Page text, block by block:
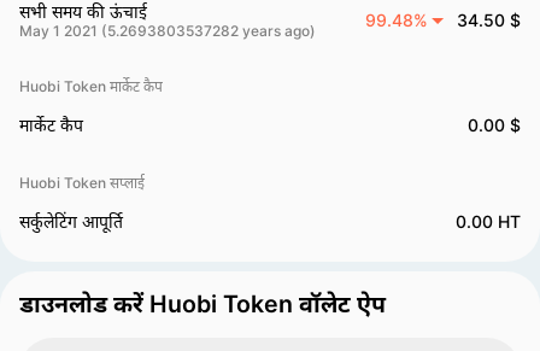
सभी समय की ऊंचाई
May 1 2021 (5.2693803537282 years ago)
99.48% 34.50 $
Huobi Token मार्केट कैप
मार्केट कैप 0.00 $
Huobi Token सप्लाई
सर्कुलेटिंग आपूर्ति 0.00 HT
डाउनलोड करें Huobi Token वॉलेट ऐप